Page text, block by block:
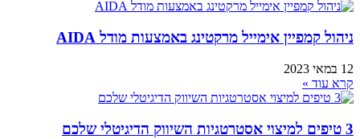
ניהול קמפיין אימייל מרקטינג באמצעות מודל AIDA
12 במאי 2023
קרא עוד »
3 טיפים למיצוי אסטרטגיות השיווק הדיגיטלי שלכם